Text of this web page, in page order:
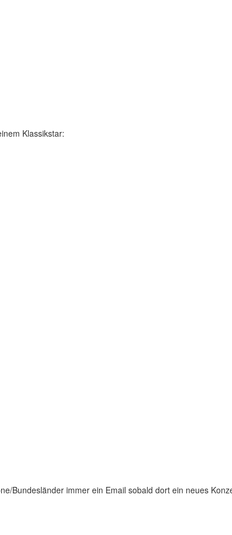
Klassikstar:
Bundesländer immer ein Email sobald dort ein neues